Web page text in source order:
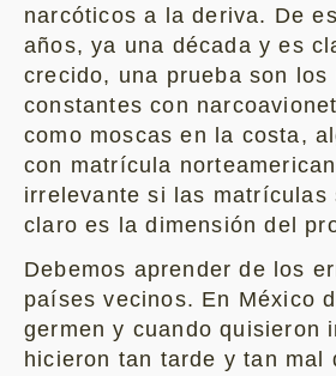
narcóticos a la deriva. De
años, ya una década y es
crecido, una prueba son los
constantes con
como moscas en la costa,
con matrícula
irrelevante si las matrículas
claro es la dimensión del
Debemos aprender de los
países vecinos. En México
germen y cuando quisieron
hicieron tan tarde y tan mal